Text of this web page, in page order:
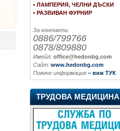
• ЛАМПЕРИЯ, ЧЕЛНИ ДЪСКИ
• РАЗВИВАН ФУРНИР
За контакти:
0886/799766
0878/809880
Имейл: office@hedonbg.com
Сайт: www.hedonbg.com
Повече информация – виж ТУК
ТРУДОВА МЕДИЦИНА